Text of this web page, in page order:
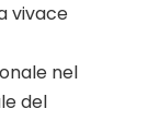
vivace
nel
del